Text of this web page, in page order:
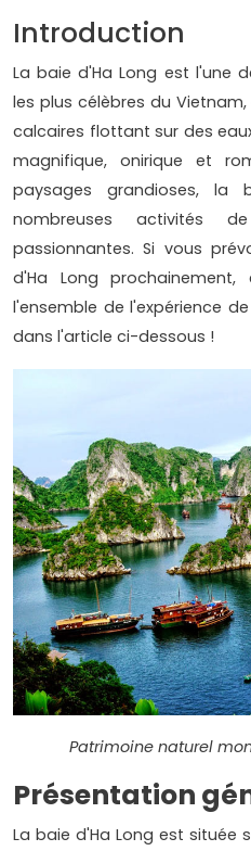
Introduction
La baie d'Ha Long est l'une
les plus célèbres du
calcaires flottant sur des
magnifique, onirique et
paysages grandioses,
nombreuses activités
passionnantes. Si vous
d'Ha Long
l'ensemble de l'expérience
dans l'article ci-dessous !
Patrimoine naturel
Présentation
La baie d'Ha Long est située